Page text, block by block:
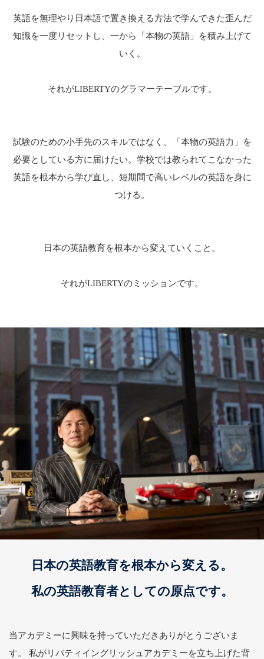
英語を無理やり日本語で置き換える方法で学んできた歪んだ
知識を一度リセットし、 一から「本物の英語」を積み上げて
いく。
それがLIBERTYのグラマーテーブルです。
試験のための小手先のスキルではなく、「本物の英語力」を
必要としている方に届けたい。 学校では教られてこなかった
英語を根本から学び直し、短期間で高いレベルの英語を身に
つける。
日本の英語教育を根本から変えていくこと。
それがLIBERTYのミッションです。
日本の英語教育を根本から変える。
私の英語教育者としての原点です。
当アカデミーに興味を持っていただきありがとうございま
す。 私がリバティイングリッシュアカデミーを立ち上げた背